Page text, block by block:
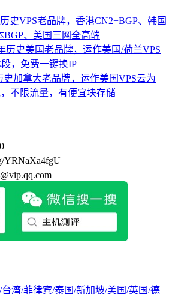
史VPS老品牌，香港CN2+BGP、韩国
BGP、美国三网全高端
历史美国老品牌，运作美国/荷兰VPS
，免费一键换IP
史加拿大老品牌，运作美国VPS云为
不限流量，有便宜块存储
YRNaXa4fgU
台湾/菲律宾/泰国/新加坡/美国/英国/德